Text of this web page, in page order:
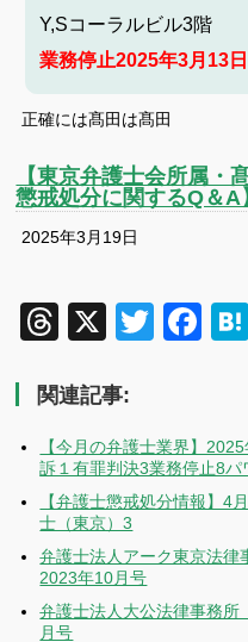
Y,Sコーラルビル3階
業務停止2025年3月13
正確には髙田は髙田
【東京弁護士会所属・
懲戒処分に関するQ＆A
2025年3月19日
Threads
X
関連記事:
【今月の弁護士業界】
訴１有罪判決3業務停止8パ
【弁護士懲戒処分情報】4
士（東京）3
弁護士法人アーク東京法
2023年10月号
弁護士法人大公法律事務
月号